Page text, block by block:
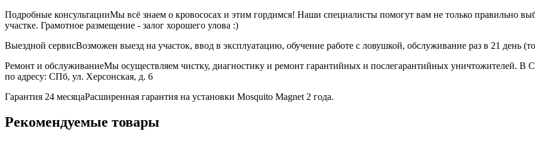
Подробные консультацииМы всё знаем о кровососах и этим гордимся! Наши специалисты помогут вам не только правильно
участке. Грамотное размещение - залог хорошего улова :)
Выездной сервисВозможен выезд на участок, ввод в эксплуатацию, обучение работе с ловушкой, обслуживание раз в 21 день
Ремонт и обслуживаниеМы осуществляем чистку, диагностику и ремонт гарантийных и послегарантийных уничтожителей.
по адресу: СПб, ул. Херсонская, д. 6
Гарантия 24 месяцаРасширенная гарантия на установки Mosquito Magnet 2 года.
Рекомендуемые товары